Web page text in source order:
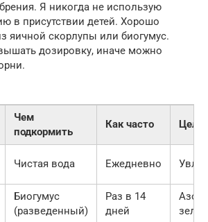
Я никогда не использую
в присутствии детей. Хорошо
яичной скорлупы или биогумус.
дозировку, иначе можно
Чем
подкормить
Как часто Цель
Чистая вода Ежедневно
Биогумус
(разведенный)
Раз в 14
дней
Азот